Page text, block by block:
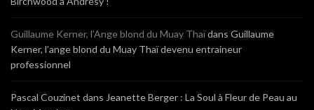
Guillaume Kerner, l’Ange blond du Muay Thaïdans Guillaume
Kerner, l’ange blond du Muay Thaï devenu entraineur
professionnel
Pascal Couzinet dans Jeanette Berger : La Soul à Fleur de Peau au